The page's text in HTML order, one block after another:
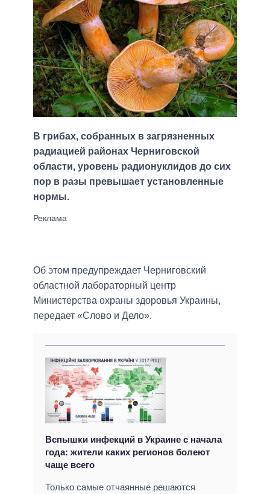
В грибах, собранных в загрязненных
радиацией районах Черниговской
области, уровень радионуклидов до сих
пор в разы превышает установленные
нормы.
Об этом предупреждает Черниговский
областной лабораторный центр
Министерства охраны здоровья Украины,
передает «Слово и Дело».
Вспышки инфекций в Украине с начала
года: жители каких регионов болеют
чаще всего
Только самые отчаянные решаются